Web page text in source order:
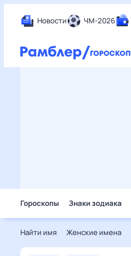
Новости ЧМ-2026
Гороскопы Знаки зодиака
Найти имя Женские имена